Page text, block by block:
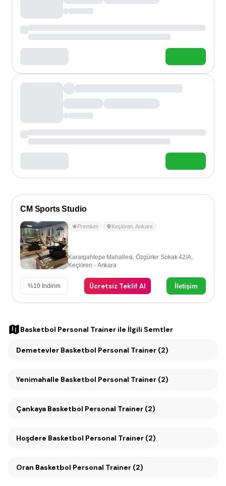
CM Sports Studio
Premium Keçiören ,Ankara
Karargahtepe Mahallesi, Özgürler Sokak 42/A,
Keçiören - Ankara
%10 İndirim Ücretsiz Teklif Al İletişim
Basketbol Personal Trainer ile İlgili Semtler
Demetevler Basketbol Personal Trainer (2)
Yenimahalle Basketbol Personal Trainer (2)
Çankaya Basketbol Personal Trainer (2)
Hoşdere Basketbol Personal Trainer (2)
Oran Basketbol Personal Trainer (2)